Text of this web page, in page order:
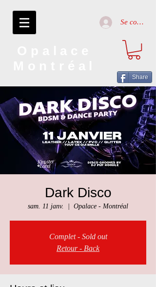
Se connecter
Share
Dark Disco
sam. 11 janv. Opalace - Montréal
Complet - Sold out
Retour - Back